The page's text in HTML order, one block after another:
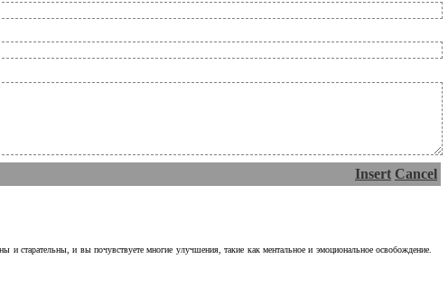
Insert Cancel
старательны, и вы почувствуете многие улучшения, такие как ментальное и эмоциональное освобождение.